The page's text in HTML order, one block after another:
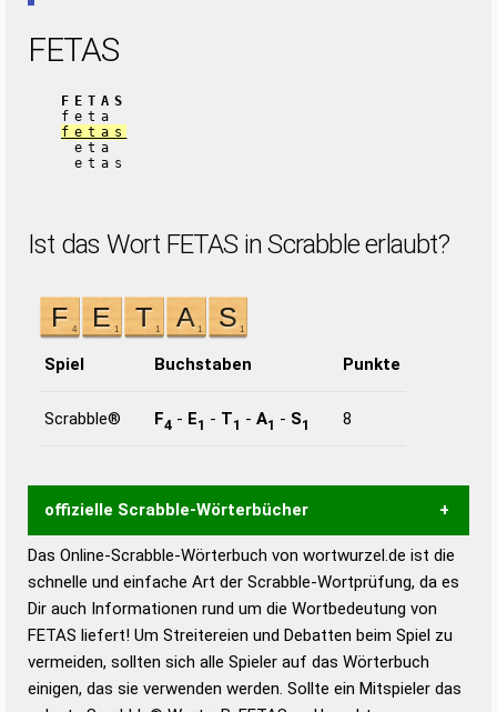
FETAS
FETAS
feta
fetas
eta
etas
Ist das Wort FETAS in Scrabble erlaubt?
Spiel Buchstaben Punkte
Scrabble® F4 - E1 - T1 - A1 - S1 8
offizielle Scrabble-Wörterbücher
Wortwurzel liefert mit Hilfe eines semantischen
Wortanalyse-Algorithmus gute Anhaltspunkte zu
Wortbedeutung, Worttrennung und Wortform, um die
Gültigkeit eines Wortes für das Scrabble-Spiel zu
bestimmen!
zugelassene Turnier Scrabble-
Wörterbücher sind:
Das Online-Scrabble-Wörterbuch von wortwurzel.de ist die
schnelle und einfache Art der Scrabble-Wortprüfung, da es
Dir auch Informationen rund um die Wortbedeutung von
FETAS liefert! Um Streitereien und Debatten beim Spiel zu
vermeiden, sollten sich alle Spieler auf das Wörterbuch
einigen, das sie verwenden werden. Sollte ein Mitspieler das